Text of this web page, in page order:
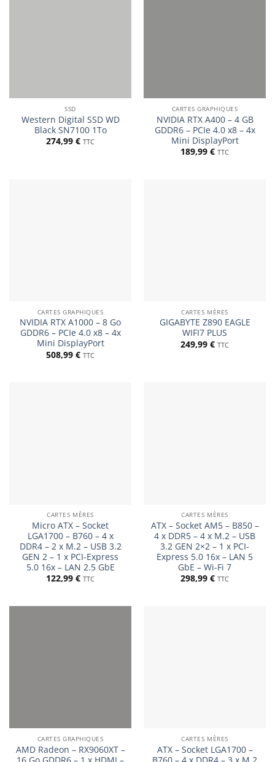
SSD
Western Digital SSD WD
Black SN7100 1To
274,99 € TTC
CARTES GRAPHIQUES
NVIDIA RTX A400 – 4 GB
GDDR6 – PCIe 4.0 x8 – 4x
Mini DisplayPort
189,99 € TTC
CARTES GRAPHIQUES
NVIDIA RTX A1000 – 8 Go
GDDR6 – PCIe 4.0 x8 – 4x
Mini DisplayPort
508,99 € TTC
CARTES MÈRES
GIGABYTE Z890 EAGLE
WIFI7 PLUS
249,99 € TTC
CARTES MÈRES
Micro ATX – Socket
LGA1700 – B760 – 4 x
DDR4 – 2 x M.2 – USB 3.2
GEN 2 – 1 x PCI-Express
5.0 16x – LAN 2.5 GbE
122,99 € TTC
CARTES MÈRES
ATX – Socket AM5 – B850 –
4 x DDR5 – 4 x M.2 – USB
3.2 GEN 2×2 – 1 x PCI-
Express 5.0 16x – LAN 5
GbE – Wi-Fi 7
298,99 € TTC
CARTES GRAPHIQUES
AMD Radeon – RX9060XT –
16 Go GDDR6 – 1 x HDMI –
CARTES MÈRES
ATX – Socket LGA1700 –
B760 – 4 x DDR4 – 3 x M.2